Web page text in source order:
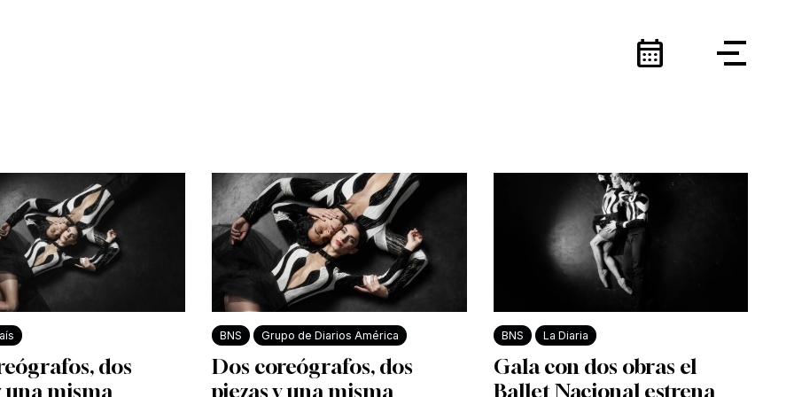
calendar_month
dos
una misma
BNS Grupo de Diarios América
Dos coreógrafos, dos
piezas y una misma
BNS La Diaria
Gala con dos obras el
Ballet Nacional estrena